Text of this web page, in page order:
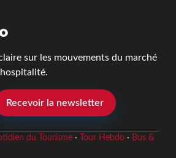
sur les mouvements du marché
Recevoir la newsletter
du Tourisme· Tour Hebdo· Bus &